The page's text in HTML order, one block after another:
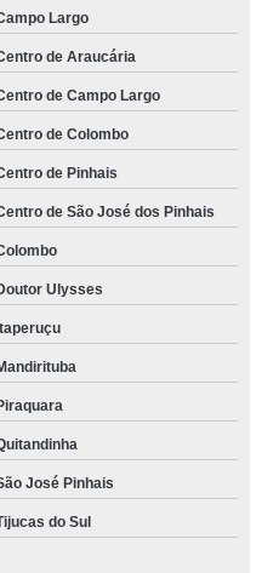
Largo
de Araucária
de Campo Largo
de Colombo
de Pinhais
de São José dos Pinhais
Ulysses
Itaperuçu
José Pinhais
do Sul